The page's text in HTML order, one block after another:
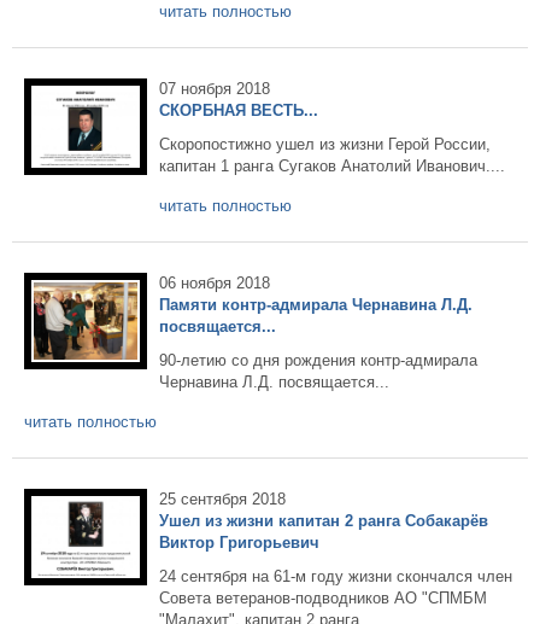
читать полностью
07 ноября 2018
СКОРБНАЯ ВЕСТЬ...
Скоропостижно ушел из жизни Герой России,
капитан 1 ранга Сугаков Анатолий Иванович....
читать полностью
06 ноября 2018
Памяти контр-адмирала Чернавина Л.Д.
посвящается...
90-летию со дня рождения контр-адмирала
Чернавина Л.Д. посвящается...
читать полностью
25 сентября 2018
Ушел из жизни капитан 2 ранга Собакарёв
Виктор Григорьевич
24 сентября на 61-м году жизни скончался член
Совета ветеранов-подводников АО "СПМБМ
"Малахит", капитан 2 ранга